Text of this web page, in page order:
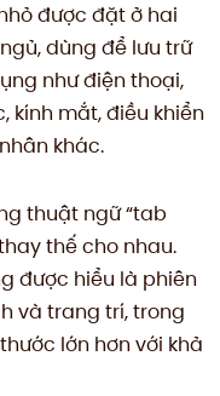
được đặt ở hai
dùng để lưu trữ
như điện thoại,
kính mắt, điều khiển
khác.
thuật ngữ “tab
thế cho nhau.
được hiểu là phiên
và trang trí, trong
lớn hơn với khả